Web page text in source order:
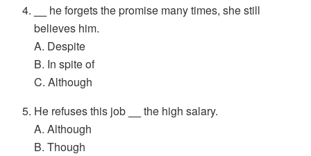
he forgets the promise many times, she still
believes him.
A. Despite
B. In spite of
C. Although
He refuses this job
the high salary.
A. Although
B. Though